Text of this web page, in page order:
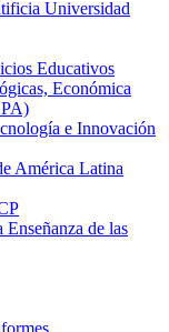
Universidad
Educativos
Económica
e Innovación
América Latina
de las